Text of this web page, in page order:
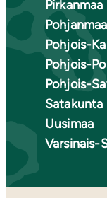
Pirkanmaa
Pohjanmaa
Pohjois-
Pohjois-
Pohjois-
Satakunta
Uusimaa
Varsinais-